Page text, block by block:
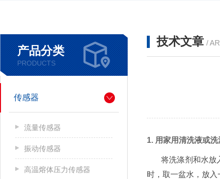
产品分类
PRODUCTS
传感器
流量传感器
振动传感器
高温熔体压力传感器
技术文章 /
1. 用家用清洗液或
将洗涤剂和水放入
时，取一盆水，放